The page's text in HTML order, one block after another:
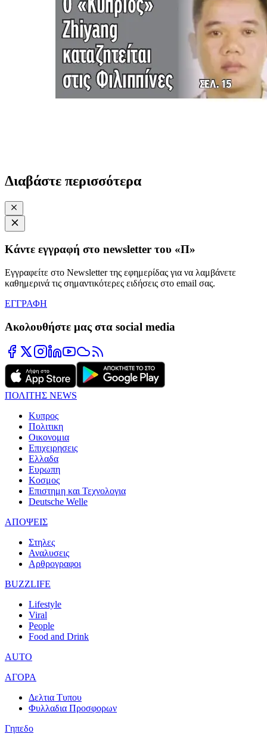
Διαβάστε περισσότερα
Κάντε εγγραφή στο newsletter του «Π»
Εγγραφείτε στο Newsletter της εφημερίδας για να λαμβάνετε
καθημερινά τις σημαντικότερες ειδήσεις στο email σας.
ΕΓΓΡΑΦΗ
Ακολουθήστε μας στα social media
ΠΟΛΙΤΗΣ NEWS
Κυπρος
Πολιτικη
Οικονομια
Επιχειρησεις
Ελλαδα
Ευρωπη
Κοσμος
Επιστημη και Τεχνολογια
Deutsche Welle
ΑΠΟΨΕΙΣ
Στηλες
Αναλυσεις
Αρθρογραφοι
BUZZLIFE
Lifestyle
Viral
People
Food and Drink
AUTO
ΑΓΟΡΑ
Δελτια Τυπου
Φυλλαδια Προσφορων
Γηπεδο